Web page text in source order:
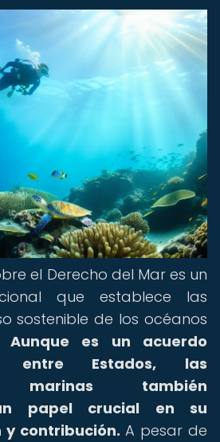
el Derecho del Mar es un
que establece las
sostenible de los océanos
Aunque es un acuerdo
entre Estados, las
marinas también
papel crucial en su
contribución. A pesar de